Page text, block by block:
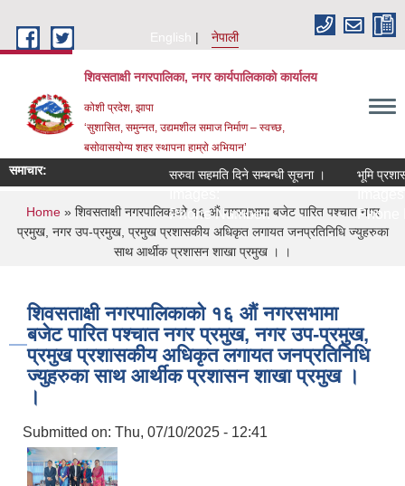
English
नेपाली
शिवसताक्षी नगरपालिका, नगर कार्यपालिकाकाे कार्यालय
कोशी प्रदेश, झापा
‘सुशासित, समुन्‍नत, उद्यमशील समाज निर्माण – स्वच्छ,
बसोवासयोग्य शहर स्थापना हाम्रो अभियान’
समाचार: सरुवा सहमति दिने सम्बन्धी सूचना ।
Phone Number:
भूमि
Phone
You are here
Home» शिवसताक्षी नगरपालिकाको १६ औं नगरसभामा बजेट पारित पश्चात नगर
प्रमुख, नगर उप-प्रमुख, प्रमुख प्रशासकीय अधिकृत लगायत जनप्रतिनिधि ज्युहरुका
साथ आर्थीक प्रशासन शाखा प्रमुख । ।
शिवसताक्षी नगरपालिकाको १६ औं नगरसभामा
बजेट पारित पश्चात नगर प्रमुख, नगर उप-प्रमुख,
प्रमुख प्रशासकीय अधिकृत लगायत जनप्रतिनिधि
ज्युहरुका साथ आर्थीक प्रशासन शाखा प्रमुख ।
।
Submitted on: Thu, 07/10/2025 - 12:41